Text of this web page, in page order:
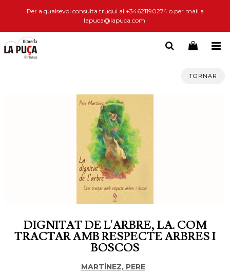
Per a qualsevol consulta truqui al +34621190274 o per mail a
lapuca@lapuca.com
TORNAR
DIGNITAT DE L'ARBRE, LA. COM
TRACTAR AMB RESPECTE ARBRES I
BOSCOS
MARTÍNEZ, PERE